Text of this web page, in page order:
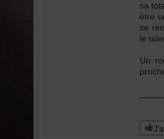
sa
être
se
le
Un